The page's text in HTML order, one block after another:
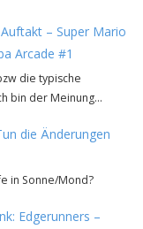
– Super Mario
Arcade #1
die typische
bin der Meinung…
die Änderungen
in Sonne/Mond?
Edgerunners –